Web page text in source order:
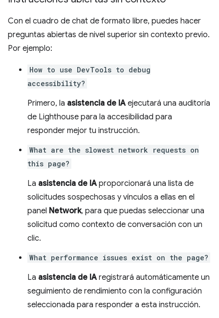
Con el cuadro de chat de formato libre, puedes hacer
preguntas abiertas de nivel superior sin contexto previo.
Por ejemplo:
How to use DevTools to debug
accessibility?
Primero, la asistencia de IA ejecutará una auditoría
de Lighthouse para la accesibilidad para
responder mejor tu instrucción.
What are the slowest network requests on
this page?
La asistencia de IA proporcionará una lista de
solicitudes sospechosas y vínculos a ellas en el
panel Network, para que puedas seleccionar una
solicitud como contexto de conversación con un
clic.
What performance issues exist on the page?
La asistencia de IA registrará automáticamente un
seguimiento de rendimiento con la configuración
seleccionada para responder a esta instrucción.